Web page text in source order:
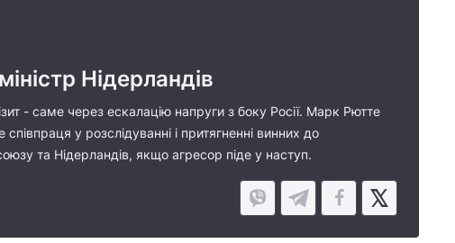
Нідерландів
- саме через ескалацію напруги з боку Росії. Марк Рютте
у розcлідуванні і притягненні винних до
та Нідерландів, якщо агресор піде у наступ.